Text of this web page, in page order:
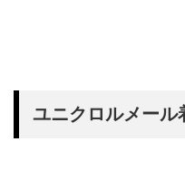
ユニクロルメール